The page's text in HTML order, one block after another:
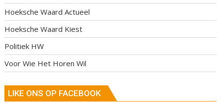
Hoeksche Waard Actueel
Hoeksche Waard Kiest
Politiek HW
Voor Wie Het Horen Wil
LIKE ONS OP FACEBOOK